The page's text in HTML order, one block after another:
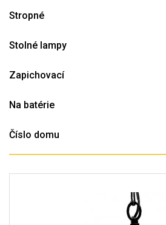
Stropné
Stolné lampy
Zapichovací
Na batérie
Číslo domu